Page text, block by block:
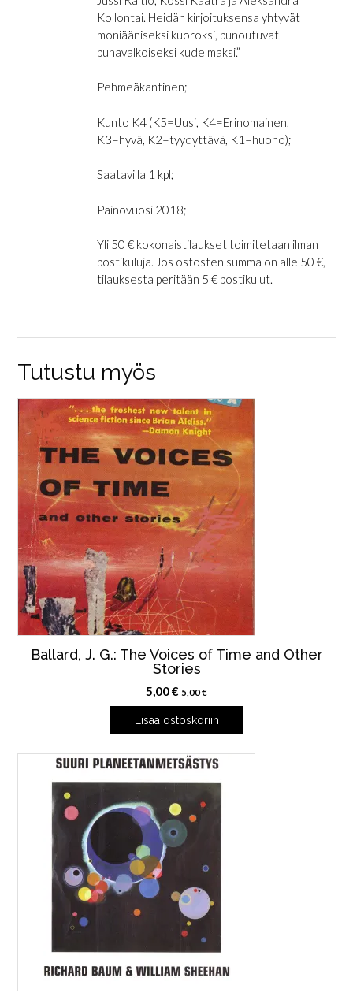
Kollontai. Heidän kirjoituksensa yhtyvät
moniääniseksi kuoroksi, punoutuvat
punavalkoiseksi kudelmaksi.”
Pehmeäkantinen;
Kunto K4 (K5=Uusi, K4=Erinomainen,
K3=hyvä, K2=tyydyttävä, K1=huono);
Saatavilla 1 kpl;
Painovuosi 2018;
Yli 50 € kokonaistilaukset toimitetaan ilman
postikuluja. Jos ostosten summa on alle 50 €,
tilauksesta peritään 5 € postikulut.
Tutustu myös
Ballard, J. G.: The Voices of Time and Other
Stories
5,00€ 5,00€
Lisää ostoskoriin